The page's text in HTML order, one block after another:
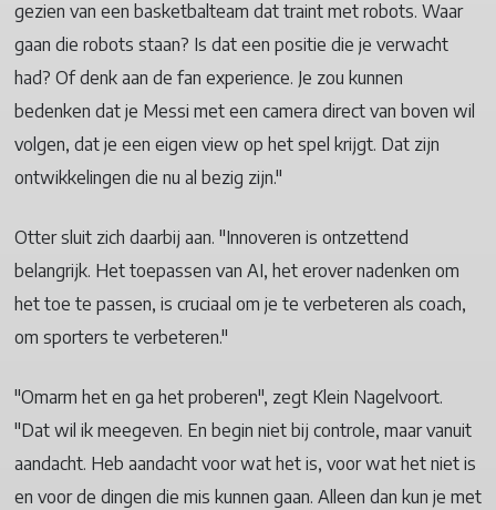
gezien van een basketbalteam dat traint met robots. Waar
gaan die robots staan? Is dat een positie die je verwacht
had? Of denk aan de fan experience. Je zou kunnen
bedenken dat je Messi met een camera direct van boven wil
volgen, dat je een eigen view op het spel krijgt. Dat zijn
ontwikkelingen die nu al bezig zijn."
Otter sluit zich daarbij aan. "Innoveren is ontzettend
belangrijk. Het toepassen van AI, het erover nadenken om
het toe te passen, is cruciaal om je te verbeteren als coach,
om sporters te verbeteren."
"Omarm het en ga het proberen", zegt Klein Nagelvoort.
"Dat wil ik meegeven. En begin niet bij controle, maar vanuit
aandacht. Heb aandacht voor wat het is, voor wat het niet is
en voor de dingen die mis kunnen gaan. Alleen dan kun je met